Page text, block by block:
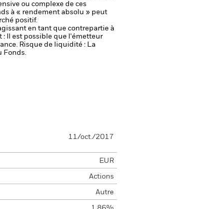
ou complexe de ces
à « rendement absolu » peut
positif.
en tant que contrepartie à
: Il est possible que l'émetteur
Risque de liquidité : La
Fonds.
11/oct./2017
EUR
Actions
Autre